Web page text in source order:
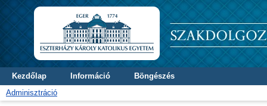
Kezdőlap Információ
Böngészés
Adminisztráció